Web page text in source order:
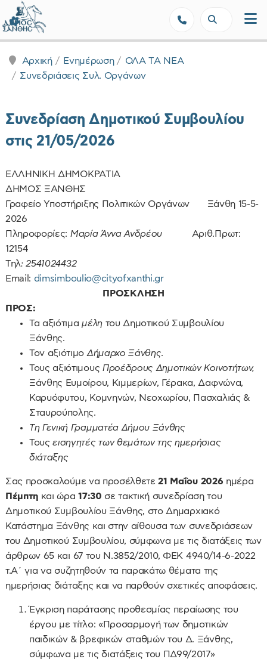
Αρχική Ενημέρωση
ΟΛΑ ΤΑ ΝΕΑ
Συνεδριάσεις Συλ. Οργάνων
Συνεδρίαση Δημοτικού Συμβουλίου
στις 21/05/2026
ΕΛΛΗΝΙΚΗ ΔΗΜΟΚΡΑΤΙΑ
ΔΗΜΟΣ ΞΑΝΘΗΣ
Γραφείο Υποστήριξης Πολιτικών Οργάνων Ξάνθη 15-5-
2026
Πληροφορίες: Μαρία Άννα Ανδρέου Αριθ.Πρωτ:
12154
Τηλ: 2541024432
Email: dimsimboulio@cityofxanthi.gr
ΠΡΟΣΚΛΗΣΗ
ΠΡΟΣ:
Τα αξιότιμαμέλητου Δημοτικού Συμβουλίου
Ξάνθης.
Τον αξιότιμο Δήμαρχο Ξάνθης.
Τους αξιότιμους Προέδρους Δημοτικών Κοινοτήτων,
Ξάνθης Ευμοίρου, Κιμμερίων, Γέρακα, Δαφνώνα,
Καρυόφυτου, Κομνηνών, Νεοχωρίου, Πασχαλιάς &
Σταυρούπολης.
Τη Γενική Γραμματέα Δήμου Ξάνθης
Τουςεισηγητές των θεμάτων της ημερήσιας
διάταξης
Σας προσκαλούμε να προσέλθετε21 Μαΐου 2026 ημέρα
Πέμπτη και ώρα17:30 σε τακτική συνεδρίαση του
Δημοτικού Συμβουλίου Ξάνθης, στο Δημαρχιακό
Κατάστημα Ξάνθης και στην αίθουσα των συνεδριάσεων
του Δημοτικού Συμβουλίου, σύμφωνα με τις διατάξεις των
άρθρων 65 και 67 του Ν.3852/2010, ΦΕΚ 4940/14-6-2022
τ.Α΄ για να συζητηθούν τα παρακάτω θέματα της
ημερήσιας διάταξης και να παρθούν σχετικές αποφάσεις.
Έγκριση παράτασης προθεσμίας περαίωσης του
έργου με τίτλο: «Προσαρμογή των δημοτικών
παιδικών & βρεφικών σταθμών του Δ. Ξάνθης,
σύμφωνα με τις διατάξεις του ΠΔ99/2017»